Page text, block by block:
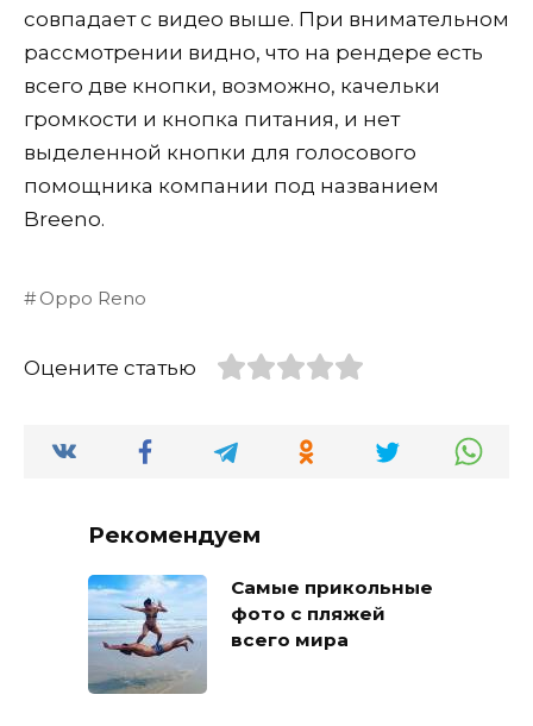
совпадает с видео выше. При внимательном
рассмотрении видно, что на рендере есть
всего две кнопки, возможно, качельки
громкости и кнопка питания, и нет
выделенной кнопки для голосового
помощника компании под названием
Breeno.
Oppo Reno
Оцените статью
Рекомендуем
Самые прикольные
фото с пляжей
всего мира